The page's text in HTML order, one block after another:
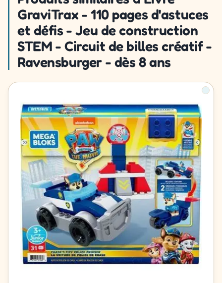
GraviTrax - 110 pages d'astuces
et défis - Jeu de construction
STEM - Circuit de billes créatif -
Ravensburger - dès 8 ans